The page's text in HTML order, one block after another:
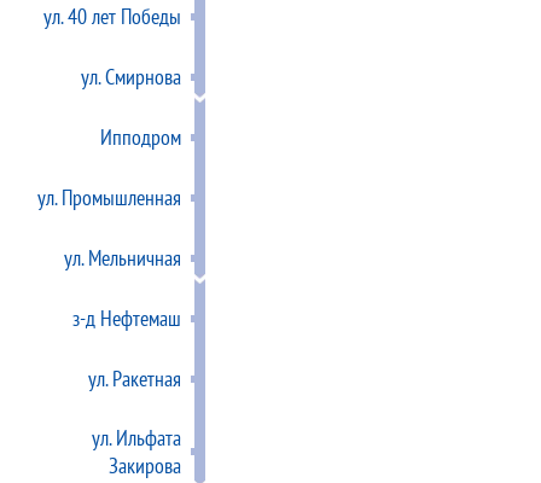
ул. 40 лет Победы
ул. Смирнова
Ипподром
ул. Промышленная
ул. Мельничная
з-д Нефтемаш
ул. Ракетная
ул. Ильфата
Закирова